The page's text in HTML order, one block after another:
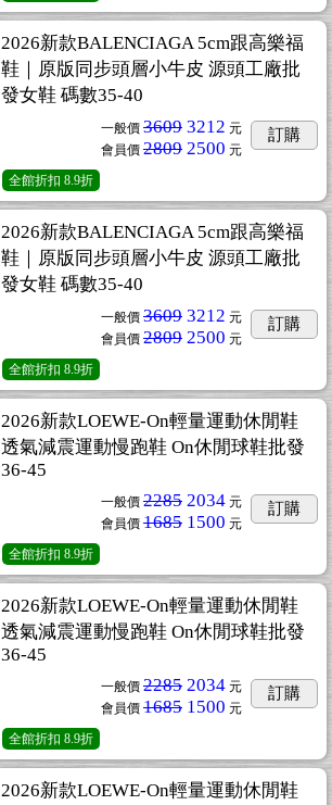
2026新款BALENCIAGA 5cm跟高樂福
鞋｜原版同步頭層小牛皮 源頭工廠批
發女鞋 碼數35-40
一般價 3609 3212 元
會員價 2809 2500 元
訂購
全館折扣 8.9折
2026新款BALENCIAGA 5cm跟高樂福
鞋｜原版同步頭層小牛皮 源頭工廠批
發女鞋 碼數35-40
一般價 3609 3212 元
會員價 2809 2500 元
訂購
全館折扣 8.9折
2026新款LOEWE-On輕量運動休閒鞋
透氣減震運動慢跑鞋 On休閒球鞋批發
36-45
一般價 2285 2034 元
會員價 1685 1500 元
訂購
全館折扣 8.9折
2026新款LOEWE-On輕量運動休閒鞋
透氣減震運動慢跑鞋 On休閒球鞋批發
36-45
一般價 2285 2034 元
會員價 1685 1500 元
訂購
全館折扣 8.9折
2026新款LOEWE-On輕量運動休閒鞋